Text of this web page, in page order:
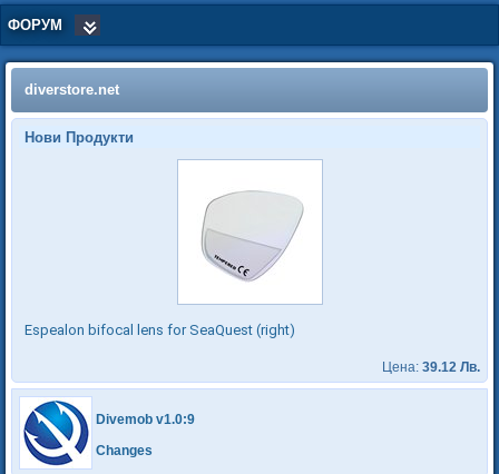
ФОРУМ
diverstore.net
Нови Продукти
Espealon bifocal lens for SeaQuest (right)
Цена: 39.12 Лв.
Divemob v1.0:9
Changes